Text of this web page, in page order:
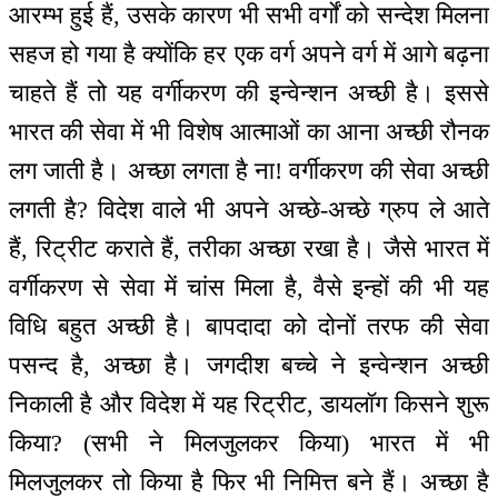
आरम्भ हुई हैं, उसके कारण भी सभी वर्गों को सन्देश मिलना
सहज हो गया है क्योंकि हर एक वर्ग अपने वर्ग में आगे बढ़ना
चाहते हैं तो यह वर्गीकरण की इन्वेन्शन अच्छी है। इससे
भारत की सेवा में भी विशेष आत्माओं का आना अच्छी रौनक
लग जाती है। अच्छा लगता है ना! वर्गीकरण की सेवा अच्छी
लगती है? विदेश वाले भी अपने अच्छे-अच्छे ग्रुप ले आते
हैं, रिट्रीट कराते हैं, तरीका अच्छा रखा है। जैसे भारत में
वर्गीकरण से सेवा में चांस मिला है, वैसे इन्हों की भी यह
विधि बहुत अच्छी है। बापदादा को दोनों तरफ की सेवा
पसन्द है, अच्छा है। जगदीश बच्चे ने इन्वेन्शन अच्छी
निकाली है और विदेश में यह रिट्रीट, डायलॉग किसने शुरू
किया? (सभी ने मिलजुलकर किया) भारत में भी
मिलजुलकर तो किया है फिर भी निमित्त बने हैं। अच्छा है